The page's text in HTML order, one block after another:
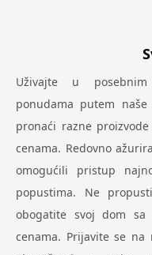
Uživajte u
ponudama putem
pronaći razne
cenama. Redovno
omogućili pristup
popustima. Ne
obogatite svoj dom
cenama. Prijavite se